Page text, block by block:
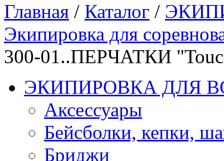
Главная / Каталог /
Экипировка для
300-01..ПЕРЧАТКИ
ЭКИПИРОВКА ДЛЯ
Аксессуары
Бейсболки, кепки,
Бриджи